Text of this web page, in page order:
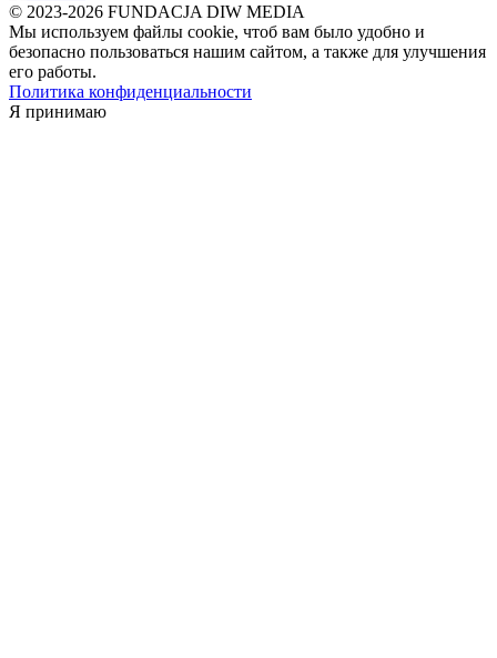
© 2023-2026 FUNDACJA DIW MEDIA
Мы используем файлы cookie, чтоб вам было удобно и
безопасно пользоваться нашим сайтом, а также для улучшения
его работы.
Политика конфиденциальности
Я принимаю